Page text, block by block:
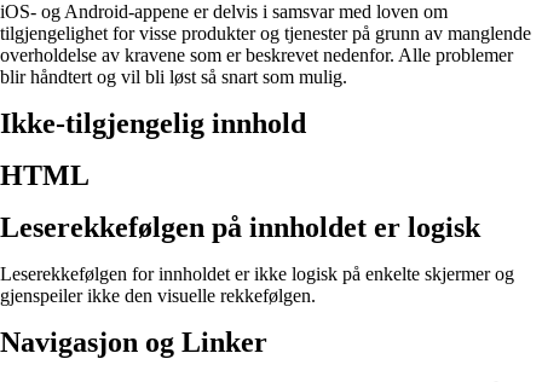
iOS- og Android-appene er delvis i samsvar med loven om
tilgjengelighet for visse produkter og tjenester på grunn av manglende
overholdelse av kravene som er beskrevet nedenfor. Alle problemer
blir håndtert og vil bli løst så snart som mulig.
Ikke-tilgjengelig innhold
HTML
Leserekkefølgen på innholdet er logisk
Leserekkefølgen for innholdet er ikke logisk på enkelte skjermer og
gjenspeiler ikke den visuelle rekkefølgen.
Navigasjon og Linker